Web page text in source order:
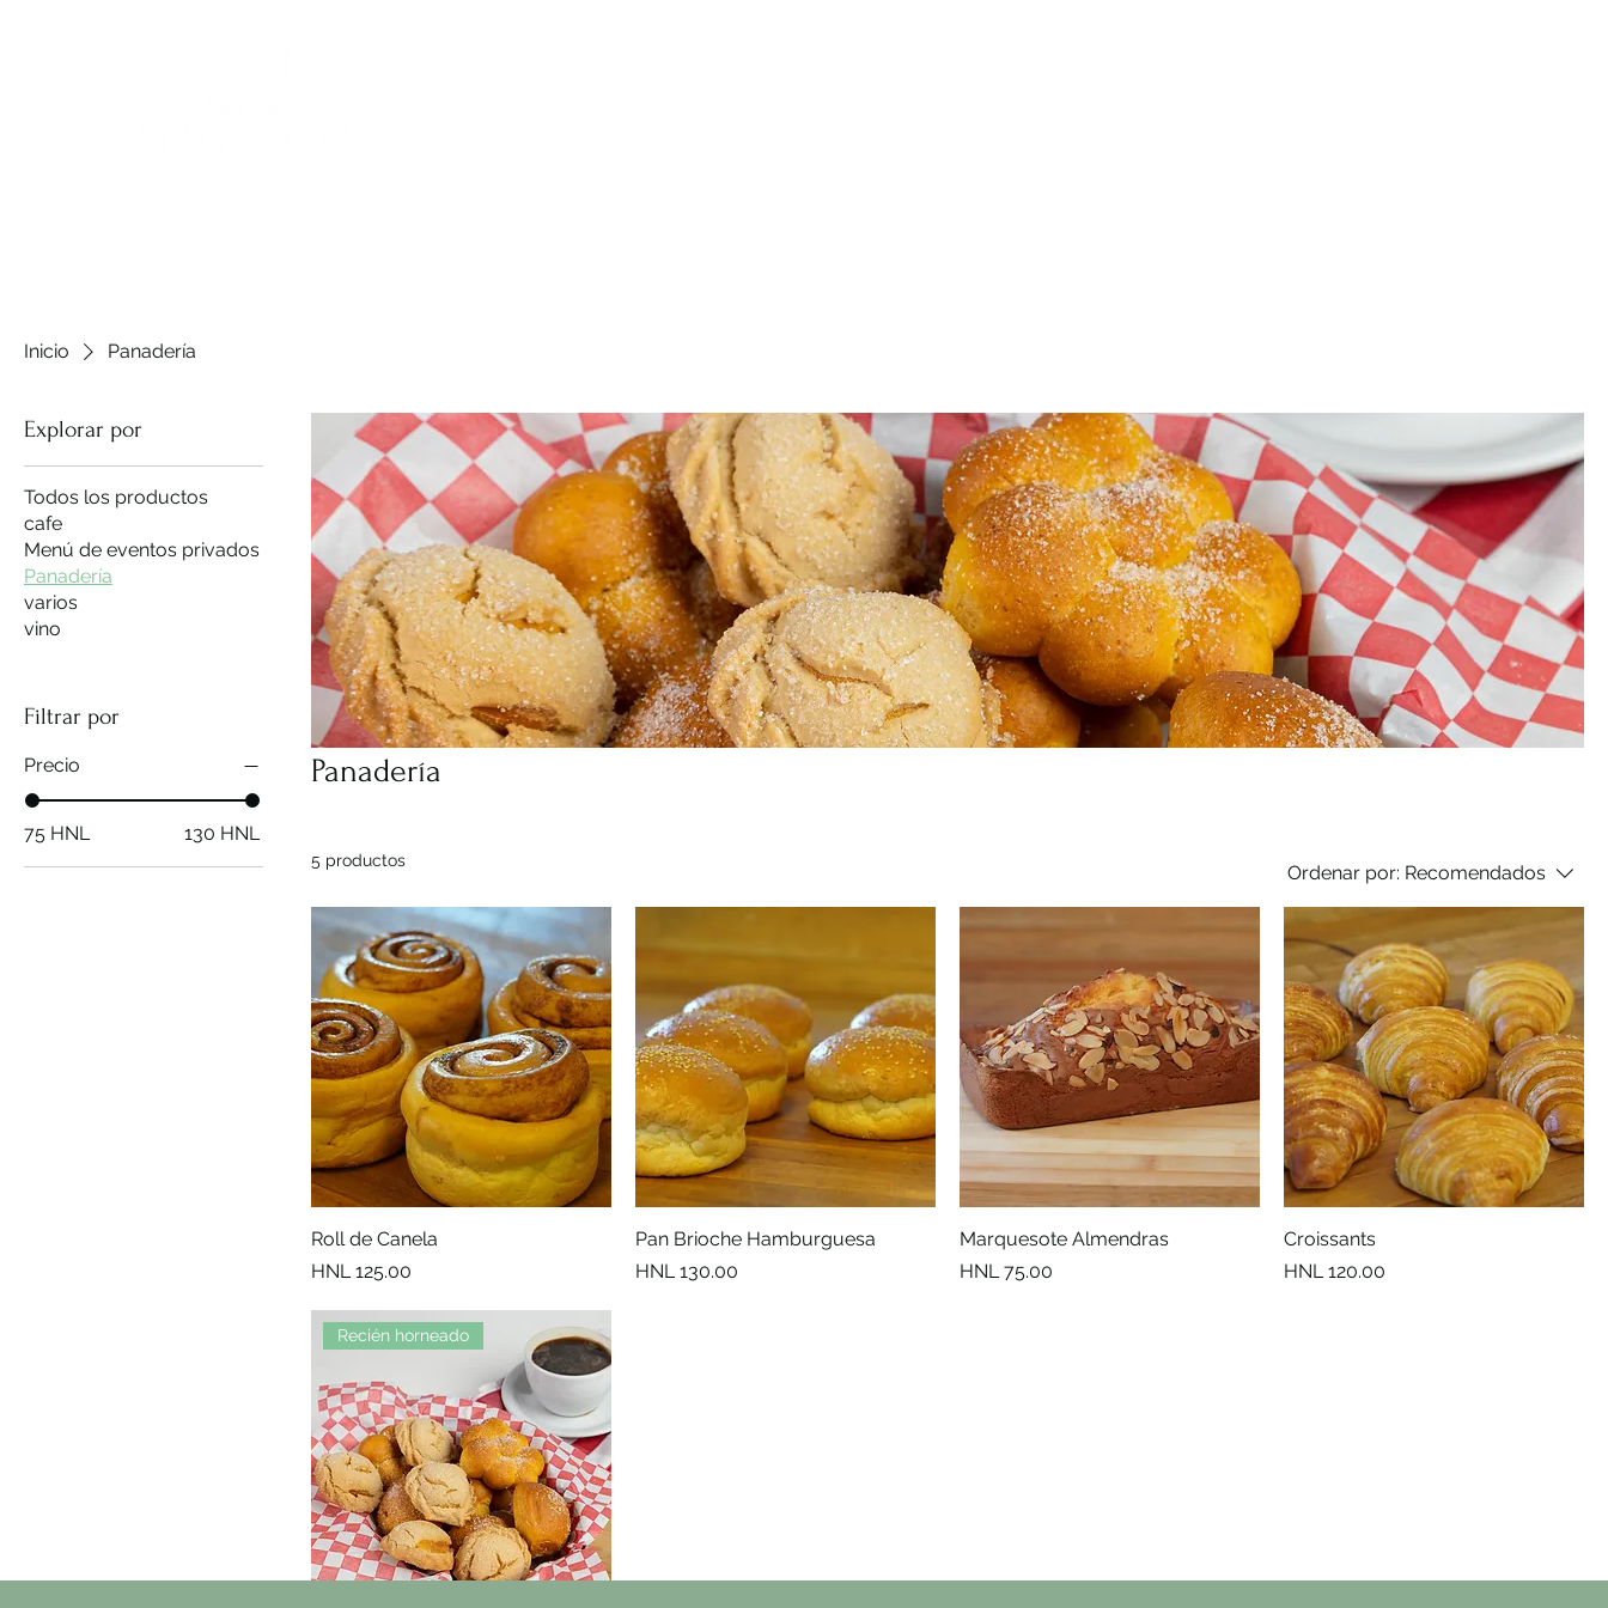
Inicio Panadería
Explorar por
Todos los productos
cafe
Menú de eventos privados
Panadería
varios
vino
Filtrar por
Precio
75 HNL 130 HNL
Panadería
5 productos
Ordenar por: Recomendados
Roll de Canela
Precio
HNL 125.00
Pan Brioche Hamburguesa
Precio
HNL 130.00
Marquesote Almendras
Precio
HNL 75.00
Croissants
Precio
HNL 120.00
Recién horneado